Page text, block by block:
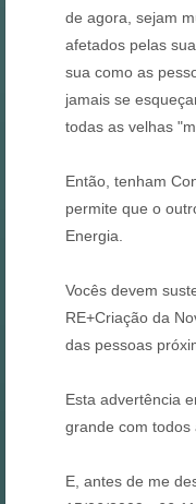
de agora, sejam
afetados pelas
sua como as
jamais se
todas as velhas
Então, tenham
permite que o
Energia.
Vocês devem
RE+Criação da
das pessoas
Esta advertência
grande com todos
E, antes de me